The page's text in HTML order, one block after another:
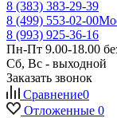
8 (383) 383-29-39
8 (499) 553-02-00
8 (993) 925-36-16
Пн-Пт 9.00-18.00
Сб, Вс - выходной
Заказать звонок
Сравнение0
Отложенные 0